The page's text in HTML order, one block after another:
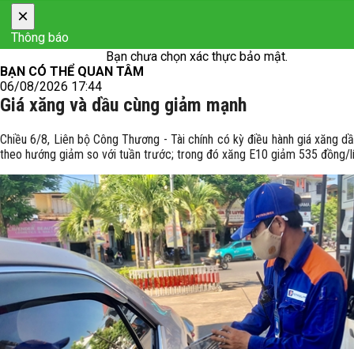
×
Thông báo
Bạn chưa chọn xác thực bảo mật.
BẠN CÓ THỂ QUAN TÂM
06/08/2026 17:44
Giá xăng và dầu cùng giảm mạnh
Chiều 6/8, Liên bộ Công Thương - Tài chính có kỳ điều hành giá xăng
theo hướng giảm so với tuần trước; trong đó xăng E10 giảm 535 đồng/